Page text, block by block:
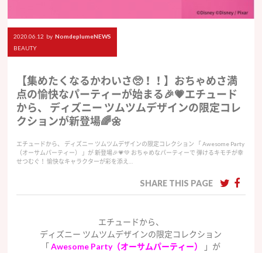
2020.06.12 by NomdeplumeNEWS
BEAUTY
【集めたくなるかわいさ🥺！！】おちゃめさ満
点の愉快なパーティーが始まる🎉💗エチュード
から、 ディズニー ツムツムデザインの限定コレ
クションが新登場🌈🌼
エチュードから、 ディズニー ツムツムデザインの限定コレクション 「 Awesome Party
（オーサムパーティー） 」が 新登場🎉💗💚 おちゃめなパーティーで 弾けるキモチが幸
せつむぐ！ 愉快なキャラクターが彩を添え…
SHARE THIS PAGE
エチュードから、
ディズニー ツムツムデザインの限定コレクション
「Awesome Party（オーサムパーティー）
」が